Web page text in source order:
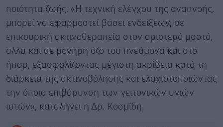
ποιότητα ζωής. «Η τεχνική ελέγχου της αναπνοής,
μπορεί να εφαρμοστεί βάσει ενδείξεων, σε
επικουρική ακτινοθεραπεία στον αριστερό μαστό,
αλλά και σε μονήρη όζο του πνεύμονα και στο
ήπαρ, εξασφαλίζοντας μέγιστη ακρίβεια κατά τη
διάρκεια της ακτινοβόλησης και ελαχιστοποιώντας
την όποια επιβάρυνση των γειτονικών υγιών
ιστών», καταλήγει η Δρ. Κοσμίδη.